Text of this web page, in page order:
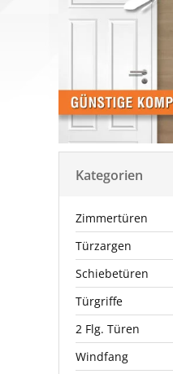
Kategorien
Zimmertüren
Türzargen
Schiebetüren
Türgriffe
2 Flg. Türen
Windfang